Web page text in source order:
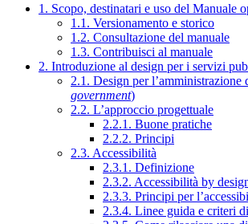
1. Scopo, destinatari e uso del Manuale
1.1. Versionamento e storico
1.2. Consultazione del manuale
1.3. Contribuisci al manuale
2. Introduzione al design per i servizi
2.1. Design per l’amministrazione
government)
2.2. L’approccio progettuale
2.2.1. Buone pratiche
2.2.2. Principi
2.3. Accessibilità
2.3.1. Definizione
2.3.2. Accessibilità by
2.3.3. Principi per
2.3.4. Linee guida e criteri